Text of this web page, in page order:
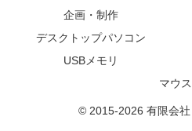
企画・制作
デスクトップパソコン
USBメモリ
マウス
© 2015-2026 有限会社